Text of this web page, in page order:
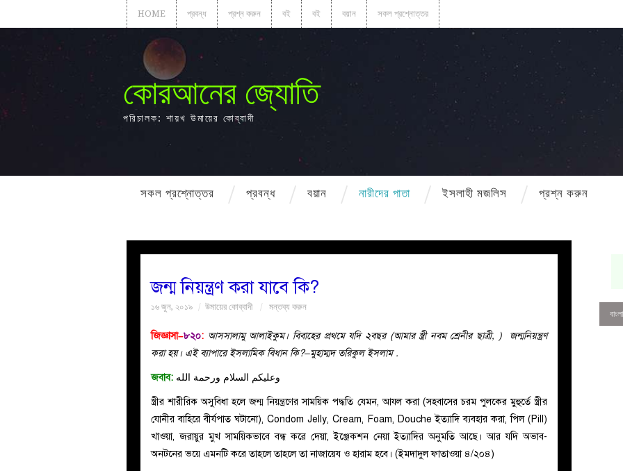
HOME প্রবন্ধ প্রশ্ন করুন বই বই বয়ান সকল প্রশ্নোত্তর
কোরআনের জ্যোতি
পরিচালক: শায়খ উমায়ের কোব্বাদী
সকল প্রশ্নোত্তর প্রবন্ধ বয়ান নারীদের পাতা ইসলাহী মজলিস প্রশ্ন করুন
জন্ম নিয়ন্ত্রণ করা যাবে কি?
১৬ জুন, ২০১৯ উমায়ের কোব্বাদী মন্তব্য করুন
জিজ্ঞাসা–৮২০: আসসালামু আলাইকুম। বিবাহের প্রথমে যদি ২বছর (আমার স্ত্রী নবম শ্রেনীর ছাত্রী, ) জন্মনিয়ন্ত্রণ
করা হয়। এই ব্যাপারে ইসলামিক বিধান কি?–মুহাম্মদ তরিকুল ইসলাম .
জবাব: وعليكم السلام ورحمة الله
স্ত্রীর শারীরিক অসুবিধা হলে জন্ম নিয়ন্ত্রণের সাময়িক পদ্ধতি যেমন, আযল করা (সহবাসের চরম পুলকের মুহুর্তে স্ত্রীর
যোনীর বাহিরে বীর্যপাত ঘটানো), Condom Jelly, Cream, Foam, Douche ইত্যাদি ব্যবহার করা, পিল (Pill)
খাওয়া, জরায়ুর মুখ সাময়িকভাবে বন্ধ করে দেয়া, ইঞ্জেকশন নেয়া ইত্যাদির অনুমতি আছে। আর যদি অভাব-
অনটনের ভয়ে এমনটি করে তাহলে তাহলে তা নাজায়েয ও হারাম হবে। (ইমদাদুল ফাতাওয়া ৪/২০৪)